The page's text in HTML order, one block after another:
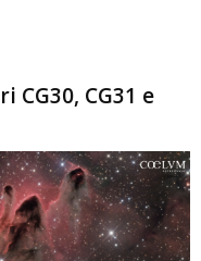
CG30, CG31 e